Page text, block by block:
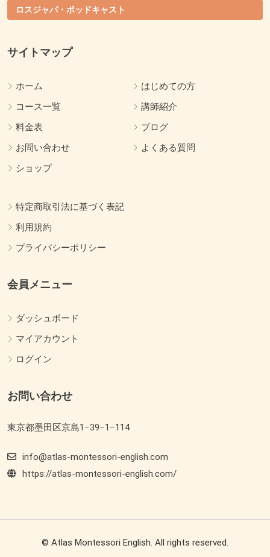
ロスジャパ・ポッドキャスト
サイトマップ
ホーム
はじめての方
コース一覧
講師紹介
料金表
ブログ
お問い合わせ
よくある質問
ショップ
特定商取引法に基づく表記
利用規約
プライバシーポリシー
会員メニュー
ダッシュボード
マイアカウント
ログイン
お問い合わせ
東京都墨田区京島1−39−1−114
info@atlas-montessori-english.com
https://atlas-montessori-english.com/
© Atlas Montessori English. All rights reserved.